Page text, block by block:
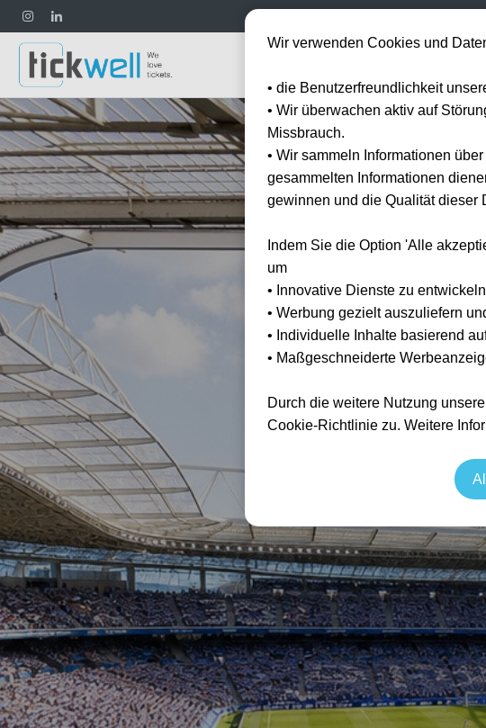
Wir verwenden Cookies und
• die Benutzerfreundlichkeit
• Wir überwachen aktiv auf
Missbrauch.
• Wir sammeln Informationen
gesammelten Informationen
gewinnen und die Qualität dieser
Indem Sie die Option 'Alle
um
• Innovative Dienste zu
• Werbung gezielt auszuliefern
• Individuelle Inhalte basierend
• Maßgeschneiderte
Durch die weitere Nutzung
Cookie-Richtlinie zu. Weitere